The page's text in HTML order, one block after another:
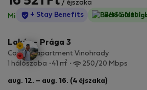
/ éjszaka
Minden díj benne van·Nincs kaució
StayProtection
+ Stay Benefits Bérlő által-
Lakás - Prága 3
Cozy 1+1 apartment Vinohrady
1 hálószoba
41 m2 250/20 Mbps
aug. 12. – aug. 16. (4 éjszaka)